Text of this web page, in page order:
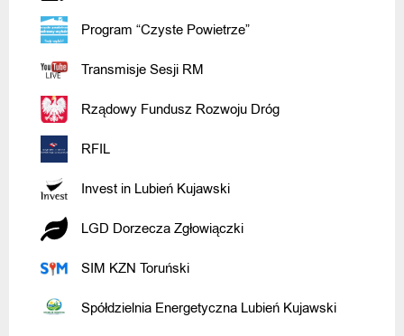
Program “Czyste Powietrze”
Transmisje Sesji RM
Rządowy Fundusz Rozwoju Dróg
RFIL
Invest in Lubień Kujawski
LGD Dorzecza Zgłowiączki
SIM KZN Toruński
Spółdzielnia Energetyczna Lubień Kujawski